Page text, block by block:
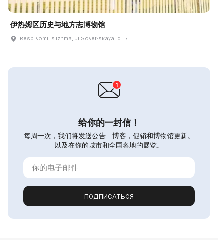
伊热姆区历史与地方志博物馆
Resp Komi, s Izhma, ul Sovet·skaya, d 17
给你的一封信！
每周一次，我们将发送公告，博客，促销和博物馆更新。
以及在你的城市和全国各地的展览。
ПОДПИСАТЬСЯ